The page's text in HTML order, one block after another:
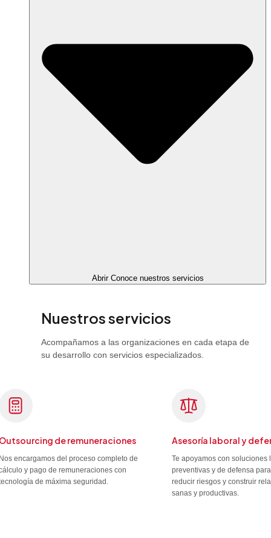
Abrir Conoce nuestros servicios
Nuestros servicios
Acompañamos a las organizaciones en cada etapa de
su desarrollo con servicios especializados.
de remuneraciones
encargamos del proceso completo de
y pago de remuneraciones con
de máxima seguridad.
Asesoría laboral y
Te apoyamos con soluciones
preventivas y de defensa
reducir riesgos y construir
sanas y productivas.